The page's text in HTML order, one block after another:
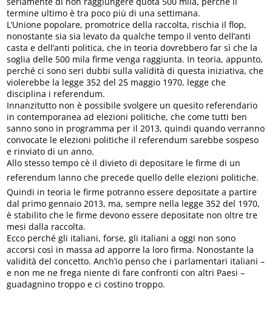
termine ultimo è tra poco più di una settimana.
L’Unione popolare, promotrice della raccolta, rischia il flop,
nonostante sia sia levato da qualche tempo il vento dell’anti
casta e dell’anti politica, che in teoria dovrebbero far sì che la
soglia delle 500 mila firme venga raggiunta. In teoria, appunto,
perché ci sono seri dubbi sulla validità di questa iniziativa, che
violerebbe la legge 352 del 25 maggio 1970, legge che
disciplina i referendum.
Innanzitutto non è possibile svolgere un quesito referendario
in contemporanea ad elezioni politiche, che come tutti ben
sanno sono in programma per il 2013, quindi quando verranno
convocate le elezioni politiche il referendum sarebbe sospeso
e rinviato di un anno.
Allo stesso tempo cè il divieto di depositare le firme di un
referendum lanno che precede quello delle elezioni politiche.
Quindi in teoria le firme potranno essere depositate a partire
dal primo gennaio 2013, ma, sempre nella legge 352 del 1970,
è stabilito che le firme devono essere depositate non oltre tre
mesi dalla raccolta.
Ecco perché gli italiani, forse, gli italiani a oggi non sono
accorsi così in massa ad apporre la loro firma. Nonostante la
validità del concetto. Anch’io penso che i parlamentari italiani –
e non me ne frega niente di fare confronti con altri Paesi –
guadagnino troppo e ci costino troppo.